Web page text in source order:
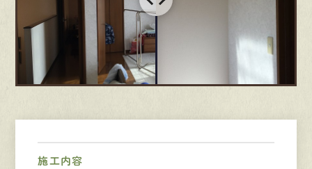
エントリー
有 資 格 者 が、無料建物 いたします!!
0120-44-2605
営業時間 8:00−18:00 ｜
施工内容